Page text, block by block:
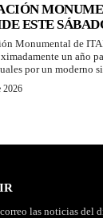
ESTE
Monumental de
un año
por un moderno
2026
las noticias del